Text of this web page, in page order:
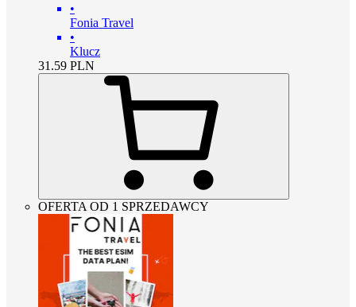
•
Fonia Travel
•
Klucz
31.59 PLN
OFERTA OD 1 SPRZEDAWCY